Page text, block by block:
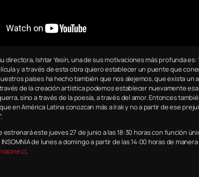
directora, Ishtar Yasín, una de sus motivaciones más profunda
y a través de esta obra quiero establecer un puente que
países ha hecho también que nos alejemos, que exista un
de la creación artística podemos establecer nuevamente
sino a través de la poesía, a través del amor. Entonces
en América Latina conozcan más a Irak y no a partir de ese
estrenará este jueves 27 de junio a las 18:30 horas con función
de lunes a domingo a partir de las 14:00 horas de
.